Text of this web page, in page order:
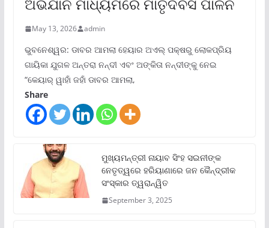
ଅଭିଯାନ ମାଧ୍ୟମରେ ମାତୃଦିବସ ପାଳନ
May 13, 2026 admin
ଭୁବନେଶ୍ୱର: ଡାବର ଆମଲା ହେୟାର ଅଏଲ୍ ପକ୍ଷରୁ ଲୋକପ୍ରିୟ
ଗାୟିକା ଯୁଗଳ ଅନ୍ତରା ନନ୍ଦୀ ଏବଂ ଅଙ୍କିତା ନନ୍ଦୀଙ୍କୁ ନେଇ
“କେୟାର୍ ୱାହାଁ ଜହାଁ ଡାବର ଆମଲା,
Share
ମୁଖ୍ୟମନ୍ତ୍ରୀ ନାୟାବ ସିଂହ ସଇନୀଙ୍କ
ନେତୃତ୍ୱରେ ହରିୟାଣାରେ ଜନ କୈନ୍ଦ୍ରୀକ
ସଂସ୍କାର ତ୍ୱରାନ୍ୱିତ
September 3, 2025